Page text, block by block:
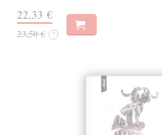
22,33 €
23,50 € ?